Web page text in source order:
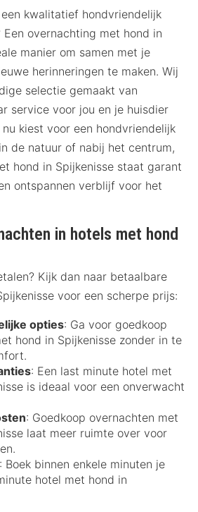
kwalitatief hondvriendelijk
Een overnachting met hond in
manier om samen met je
herinneringen te maken. Wij
selectie gemaakt van
service voor jou en je huisdier
kiest voor een hondvriendelijk
de natuur of nabij het centrum,
hond in Spijkenisse staat garant
ontspannen verblijf voor het
in hotels met hond
Kijk dan naar betaalbare
voor een scherpe prijs:
opties: Ga voor goedkoop
hond in Spijkenisse zonder in te
: Een last minute hotel met
is ideaal voor een onverwacht
: Goedkoop overnachten met
laat meer ruimte over voor
: Boek binnen enkele minuten je
hotel met hond in